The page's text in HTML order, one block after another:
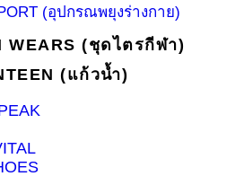
(อุปกรณพยุงร่างกาย)
WEARS (ชุดไตรกีฬา)
(แก้วน้ำ)